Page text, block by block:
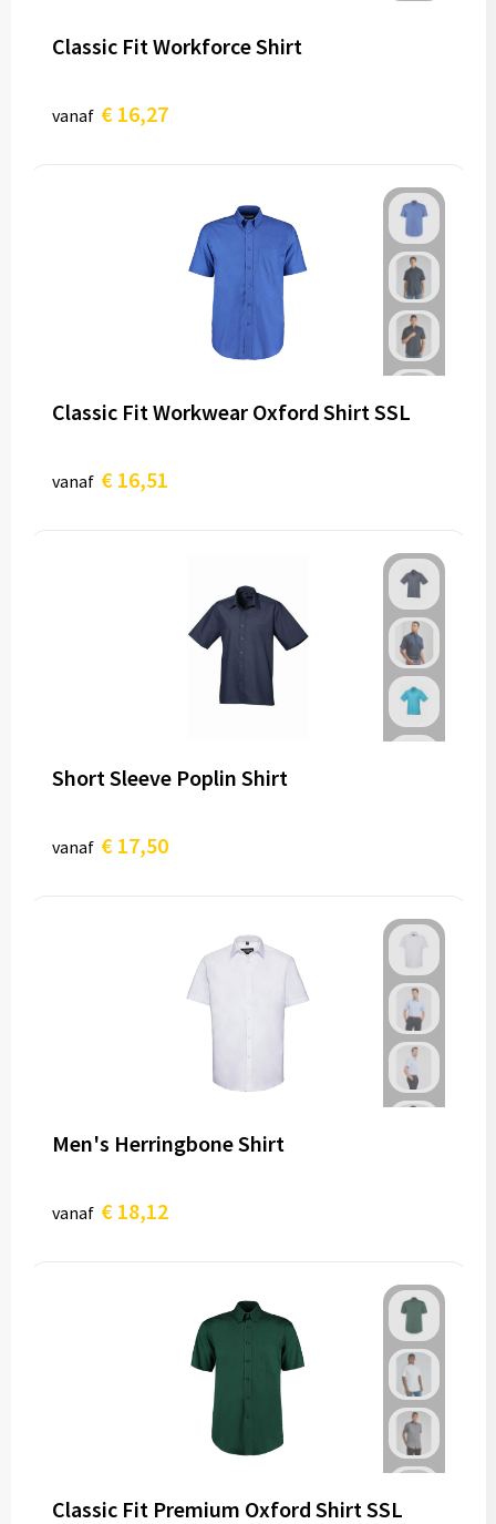
Classic Fit Workforce Shirt
vanaf € 16,27
Classic Fit Workwear Oxford Shirt SSL
vanaf € 16,51
Short Sleeve Poplin Shirt
vanaf € 17,50
Men's Herringbone Shirt
vanaf € 18,12
Classic Fit Premium Oxford Shirt SSL